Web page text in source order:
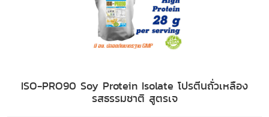
ISO-PRO90 Soy Protein Isolate โปรตีนถั่วเหลือง
รสธรรมชาติ สูตรเจ